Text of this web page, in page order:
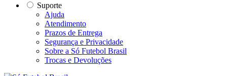
Suporte
Ajuda
Atendimento
Prazos de Entrega
Segurança e Privacidade
Sobre a Só Futebol Brasil
Trocas e Devoluções